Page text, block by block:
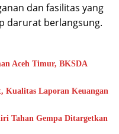
dan fasilitas yang
darurat berlangsung.
Aceh Timur, BKSDA
Laporan Keuangan
Tahan Gempa Ditargetkan